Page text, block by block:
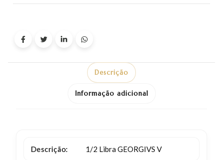
Descrição
Informação adicional
Descrição: 1/2 Libra GEORGIVS V